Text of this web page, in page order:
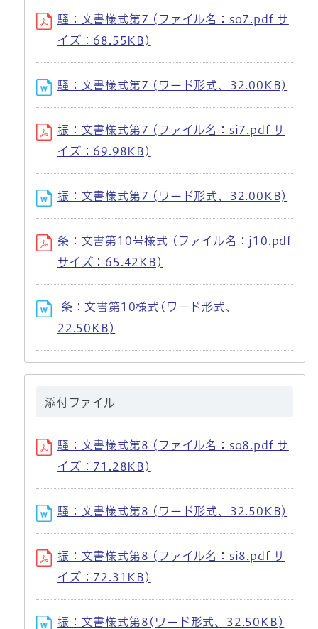
騒：文書様式第7 (ファイル名：so7.pdf サ
イズ：68.55KB)
騒：文書様式第7 (ワード形式、32.00KB)
振：文書様式第7 (ファイル名：si7.pdf サ
イズ：69.98KB)
振：文書様式第7 (ワード形式、32.00KB)
条：文書第10号様式 (ファイル名：j10.pdf
サイズ：65.42KB)
条：文書第10様式(ワード形式、
22.50KB)
添付ファイル
騒：文書様式第8 (ファイル名：so8.pdf サ
イズ：71.28KB)
騒：文書様式第8 (ワード形式、32.50KB)
振：文書様式第8 (ファイル名：si8.pdf サ
イズ：72.31KB)
振：文書様式第8(ワード形式、32.50KB)